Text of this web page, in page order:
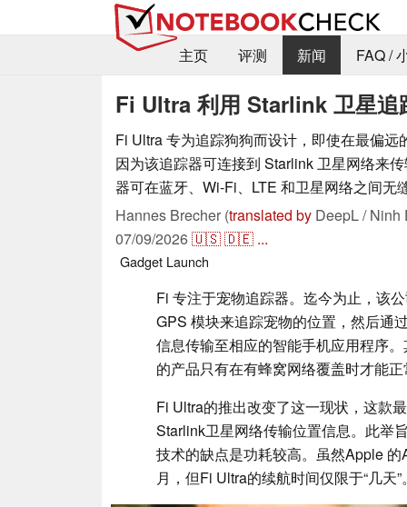
主页 评测 新闻 FAQ /
Fi Ultra 利用 Starlink 卫星追
Fi Ultra 专为追踪狗狗而设计，即使在最偏远
因为该追踪器可连接到 Starlink 卫星网络来
器可在蓝牙、Wi-Fi、LTE 和卫星网络之间无
Hannes Brecher (translated by DeepL /
07/09/2026🇺🇸🇩🇪 ...
Gadget Launch
Fi 专注于宠物追踪器。迄今为止，该
GPS 模块来追踪宠物的位置，然后通
信息传输至相应的智能手机应用程序
的产品只有在有蜂窝网络覆盖时才能
Fi Ultra的推出改变了这一现状，这款
Starlink卫星网络传输位置信息。此举
技术的缺点是功耗较高。虽然Apple
月，但Fi Ultra的续航时间仅限于“几天”